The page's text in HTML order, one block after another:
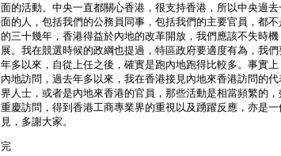
面的活動。中央一直都關心香港，很支持香港，所以中央過
面的人，包括我們的公務員同事，包括我們的主要官員，都
的三十幾年，香港得益於內地的改革開放，我們應該不失時
展。我在競選時候的政綱也提過，特區政府要適度有為，我
年多以來，自從上任之後，確實是跑內地跑得比較多。事實
內地訪問，過去年多以來，我在香港接見內地來香港訪問的
界人士，或者是內地來香港的官員，那些活動是相當頻繁的
重慶訪問，得到香港工商專業界的重視以及踴躍反應，亦是
見，多謝大家。
完